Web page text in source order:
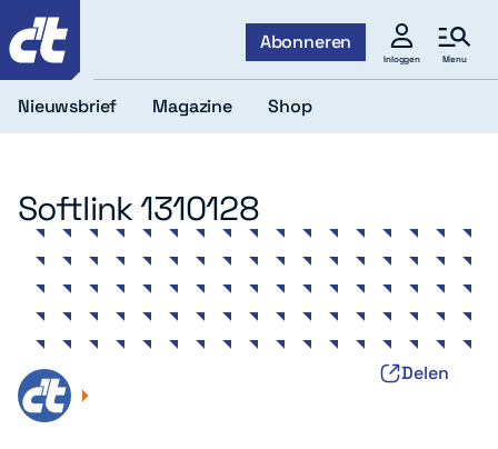
Abonneren
Inloggen Menu
Nieuwsbrief Magazine Shop
Softlink 1310128
Delen